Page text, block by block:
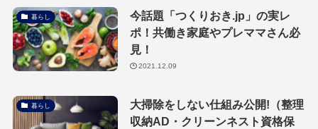
暮らし
今話題「つくりおき.jp」の実レ
ポ！共働き家庭やプレママさん必
見！
2021.12.09
暮らし
大掃除をしない仕組み公開!（整理
収納AD・クリーンネスト資格保